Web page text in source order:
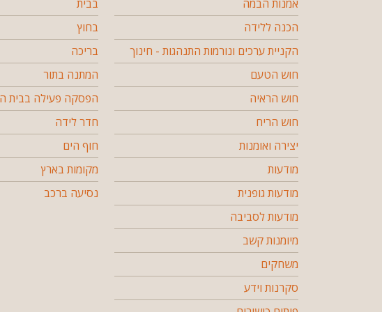
בבית
בחוץ
בריכה
המתנה בתור
הפסקה פעילה בבית
חדר לידה
חוף הים
מקומות בארץ
נסיעה ברכב
אמנות הבמה
הכנה ללידה
הקניית ערכים ונורמות התנהגות - חינוך
חוש הטעם
חוש הראיה
חוש הריח
יצירה ואומנות
מודעות
מודעות גופנית
מודעות לסביבה
מיומנות קשב
משחקים
סקרנות וידע